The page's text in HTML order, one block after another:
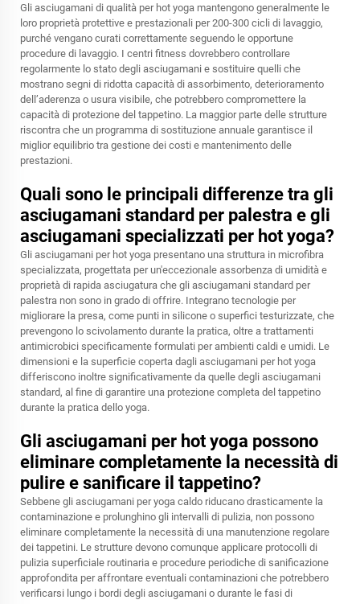
Gli asciugamani di qualità per hot yoga mantengono generalmente le
loro proprietà protettive e prestazionali per 200-300 cicli di lavaggio,
purché vengano curati correttamente seguendo le opportune
procedure di lavaggio. I centri fitness dovrebbero controllare
regolarmente lo stato degli asciugamani e sostituire quelli che
mostrano segni di ridotta capacità di assorbimento, deterioramento
dell’aderenza o usura visibile, che potrebbero compromettere la
capacità di protezione del tappetino. La maggior parte delle strutture
riscontra che un programma di sostituzione annuale garantisce il
miglior equilibrio tra gestione dei costi e mantenimento delle
prestazioni.
Quali sono le principali differenze tra gli
asciugamani standard per palestra e gli
asciugamani specializzati per hot yoga?
Gli asciugamani per hot yoga presentano una struttura in microfibra
specializzata, progettata per un'eccezionale assorbenza di umidità e
proprietà di rapida asciugatura che gli asciugamani standard per
palestra non sono in grado di offrire. Integrano tecnologie per
migliorare la presa, come punti in silicone o superfici testurizzate, che
prevengono lo scivolamento durante la pratica, oltre a trattamenti
antimicrobici specificamente formulati per ambienti caldi e umidi. Le
dimensioni e la superficie coperta dagli asciugamani per hot yoga
differiscono inoltre significativamente da quelle degli asciugamani
standard, al fine di garantire una protezione completa del tappetino
durante la pratica dello yoga.
Gli asciugamani per hot yoga possono
eliminare completamente la necessità di
pulire e sanificare il tappetino?
Sebbene gli asciugamani per yoga caldo riducano drasticamente la
contaminazione e prolunghino gli intervalli di pulizia, non possono
eliminare completamente la necessità di una manutenzione regolare
dei tappetini. Le strutture devono comunque applicare protocolli di
pulizia superficiale routinaria e procedure periodiche di sanificazione
approfondita per affrontare eventuali contaminazioni che potrebbero
verificarsi lungo i bordi degli asciugamani o durante le fasi di